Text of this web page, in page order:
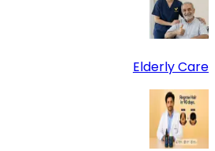
Elderly Care